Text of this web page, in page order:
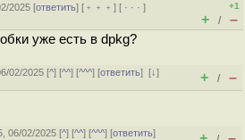
2025 [ответить] [ ﹢﹢﹢] [ · · ·]
+1
+ / –
уже есть в dpkg?
02/2025 [^] [^^] [^^^] [ответить][↓]
+ / –
06/02/2025 [^] [^^] [^^^] [ответить]